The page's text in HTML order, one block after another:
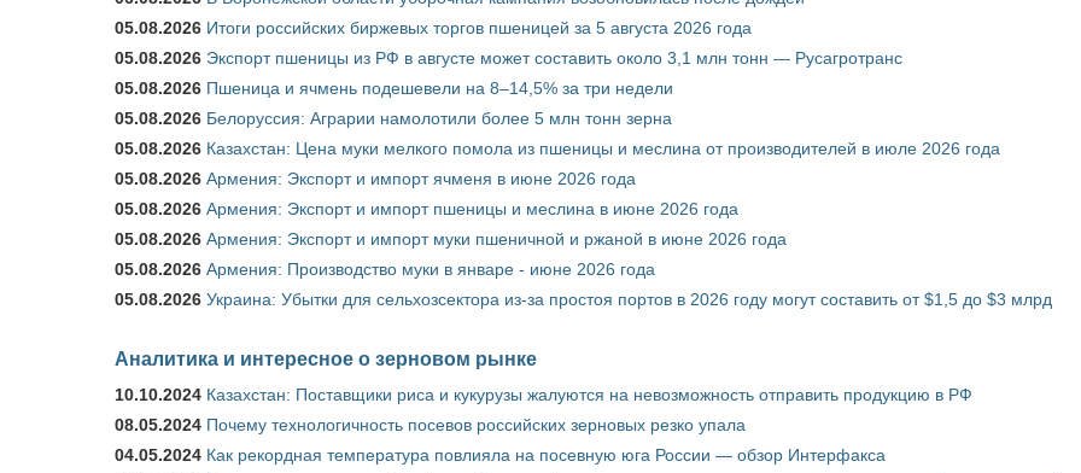
05.08.2026 Итоги российских биржевых торгов пшеницей за 5 августа 2026 года
05.08.2026 Экспорт пшеницы из РФ в августе может составить около 3,1 млн тонн — Русагротранс
05.08.2026 Пшеница и ячмень подешевели на 8–14,5% за три недели
05.08.2026 Белоруссия: Аграрии намолотили более 5 млн тонн зерна
05.08.2026 Казахстан: Цена муки мелкого помола из пшеницы и меслина от производителей в июле 2026 года
05.08.2026 Армения: Экспорт и импорт ячменя в июне 2026 года
05.08.2026 Армения: Экспорт и импорт пшеницы и меслина в июне 2026 года
05.08.2026 Армения: Экспорт и импорт муки пшеничной и ржаной в июне 2026 года
05.08.2026 Армения: Производство муки в январе - июне 2026 года
05.08.2026 Украина: Убытки для сельхозсектора из-за простоя портов в 2026 году могут составить от $1,5 до $3 млрд
Аналитика и интересное о зерновом рынке
10.10.2024 Казахстан: Поставщики риса и кукурузы жалуются на невозможность отправить продукцию в РФ
08.05.2024 Почему технологичность посевов российских зерновых резко упала
04.05.2024 Как рекордная температура повлияла на посевную юга России — обзор Интерфакса